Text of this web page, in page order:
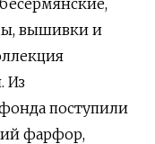
вышивки и
Из
поступили
фарфор,